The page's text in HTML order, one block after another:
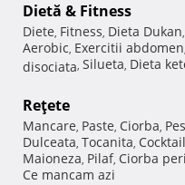
Dietă & Fitness
Diete, Fitness, Dieta Dukan,
Aerobic, Exercitii abdomen,
disociata, Silueta, Dieta
Reţete
Mancare, Paste, Ciorba,
Dulceata, Tocanita, Cocktail
Maioneza, Pilaf, Ciorba
Ce mancam azi